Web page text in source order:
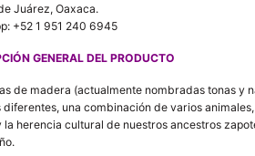
Juárez, Oaxaca.
+52 1 951 240 6945
GENERAL DEL PRODUCTO
de madera (actualmente nombradas tonas y
diferentes, una combinación de varios
la herencia cultural de nuestros ancestros